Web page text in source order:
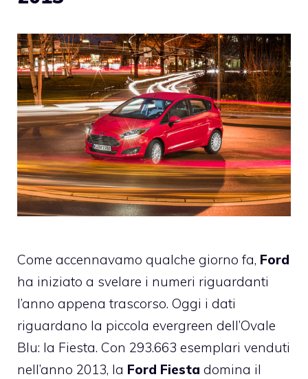
Come accennavamo qualche giorno fa, Ford
ha iniziato a svelare i numeri riguardanti
l’anno appena trascorso. Oggi i dati
riguardano la piccola evergreen dell’Ovale
Blu: la Fiesta. Con 293.663 esemplari venduti
nell’anno 2013, la Ford Fiesta domina il